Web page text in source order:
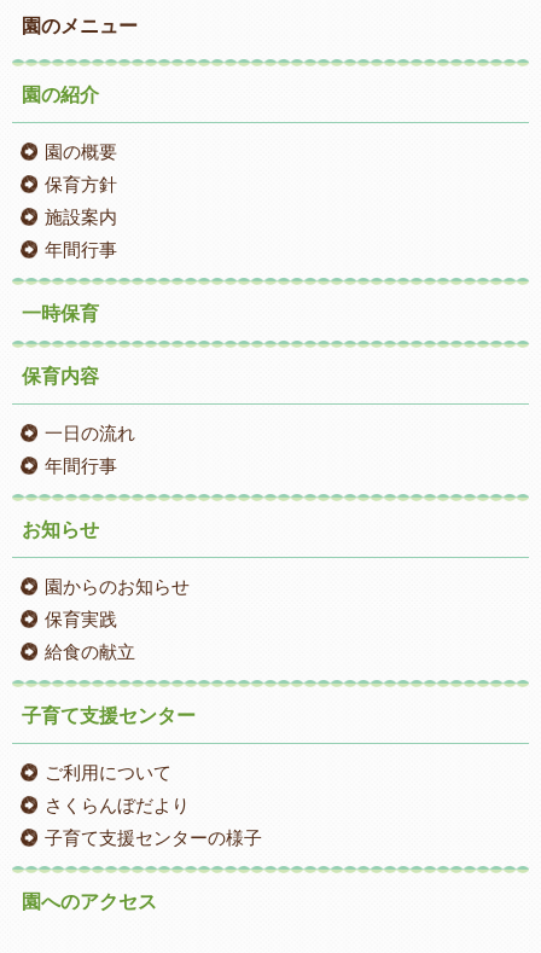
園のメニュー
園の紹介
園の概要
保育方針
施設案内
年間行事
一時保育
保育内容
一日の流れ
年間行事
お知らせ
園からのお知らせ
保育実践
給食の献立
子育て支援センター
ご利用について
さくらんぼだより
子育て支援センターの様子
園へのアクセス